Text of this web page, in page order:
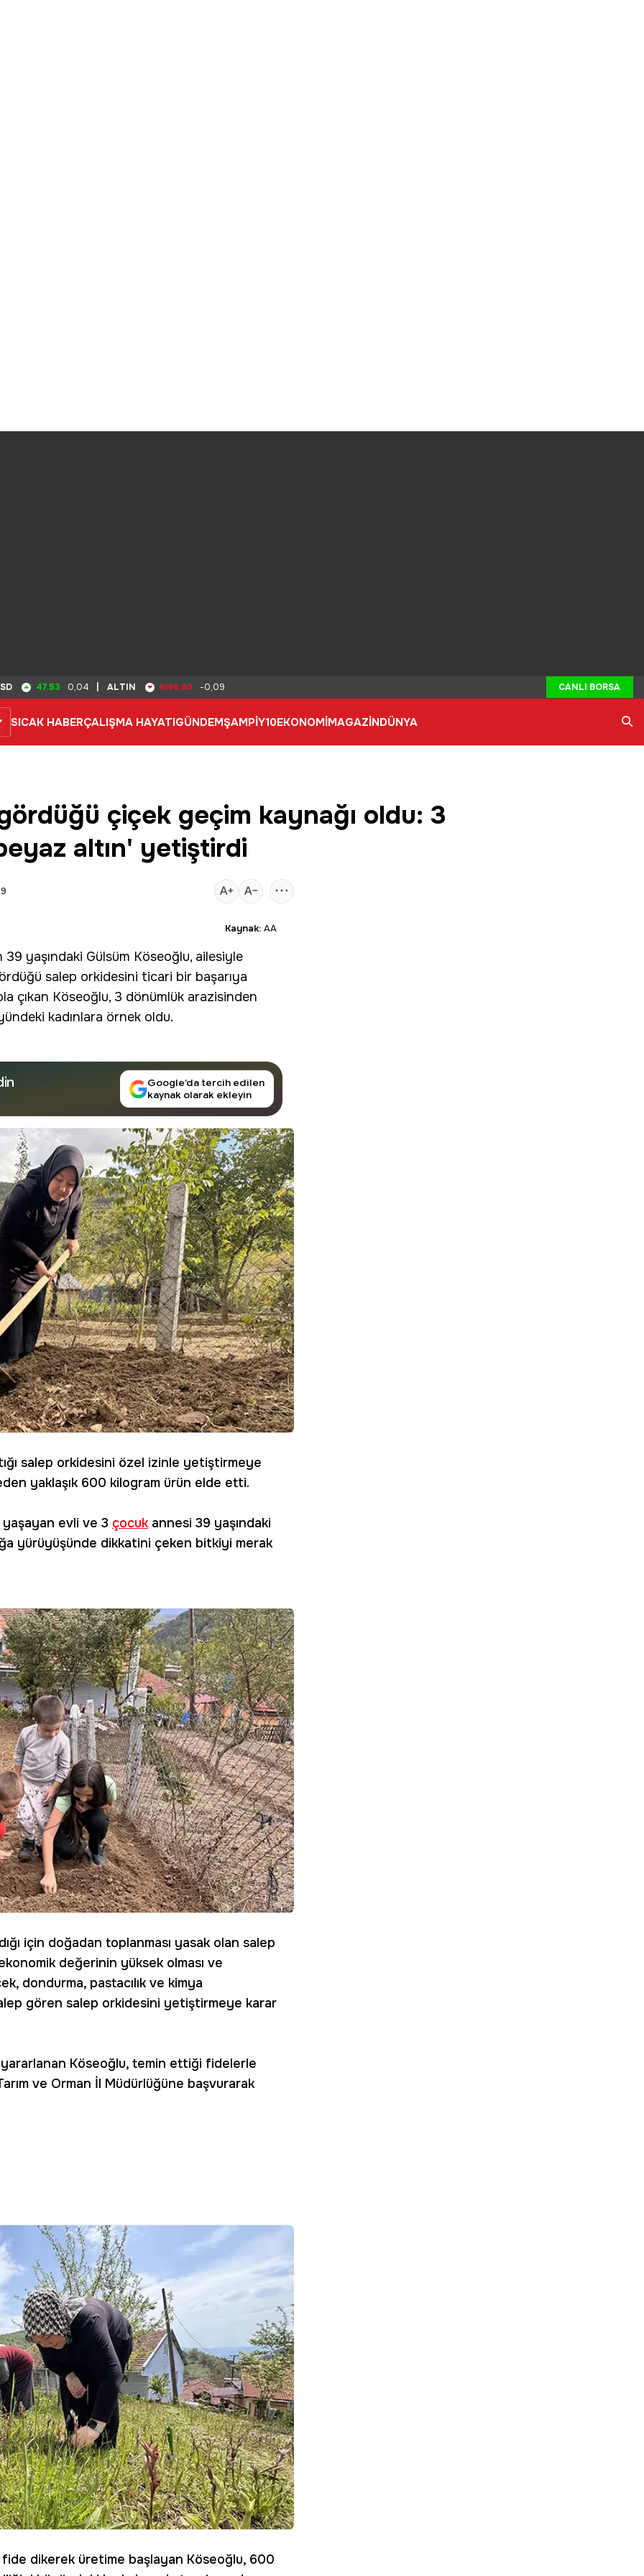
47.53 0,04 ALTIN 6169,93 -0,09 CANLI BORSA
SICAK HABERÇALIŞMA HAYATIGÜNDEMŞAMPİY10EKONOMİMAGAZİNDÜNYA
çiçek geçim kaynağı oldu: 3
altın' yetiştirdi
Kaynak: AA
yaşındaki Gülsüm Köseoğlu, ailesiyle
salep orkidesini ticari bir başarıya
çıkan Köseoğlu, 3 dönümlük arazisinden
kadınlara örnek oldu.
Google’da tercih edilen
kaynak olarak ekleyin
salep orkidesini özel izinle yetiştirmeye
yaklaşık 600 kilogram ürün elde etti.
evli ve 3 çocukannesi 39 yaşındaki
yürüyüşünde dikkatini çeken bitkiyi merak
için doğadan toplanması yasak olan salep
değerinin yüksek olması ve
dondurma, pastacılık ve kimya
gören salep orkidesini yetiştirmeye karar
Köseoğlu, temin ettiği fidelerle
ve Orman İl Müdürlüğüne başvurarak
dikerek üretime başlayan Köseoğlu, 600